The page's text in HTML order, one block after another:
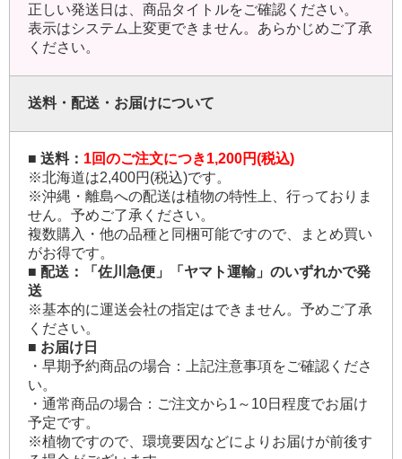
正しい発送日は、商品タイトルをご確認ください。
表示はシステム上変更できません。あらかじめご了承
ください。
送料・配送・お届けについて
■ 送料： 1回のご注文につき1,200円(税込)
※北海道は2,400円(税込)です。
※沖縄・離島への配送は植物の特性上、行っておりま
せん。予めご了承ください。
複数購入・他の品種と同梱可能ですので、まとめ買い
がお得です。
■ 配送：「佐川急便」「ヤマト運輸」のいずれかで発
送
※基本的に運送会社の指定はできません。予めご了承
ください。
■ お届け日
・早期予約商品の場合：上記注意事項をご確認くださ
い。
・通常商品の場合：ご注文から1～10日程度でお届け
予定です。
※植物ですので、環境要因などによりお届けが前後す